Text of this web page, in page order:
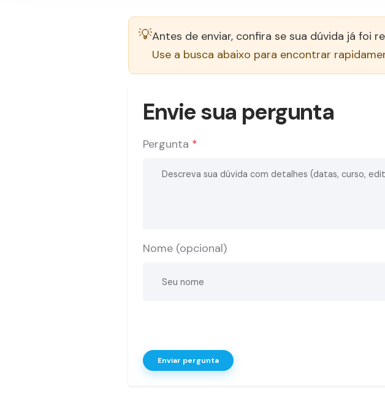
💡Antes de enviar, confira se sua dúvida já foi
Use a busca abaixo para encontrar
Envie sua pergunta
Pergunta *
Nome (opcional)
Enviar pergunta